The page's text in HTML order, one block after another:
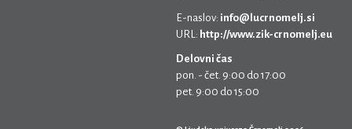
E-naslov: info@lucrnomelj.si
URL: http://www.zik-crnomelj.eu
Delovni čas
pon. - čet. 9:00 do 17:00
pet. 9:00 do 15:00